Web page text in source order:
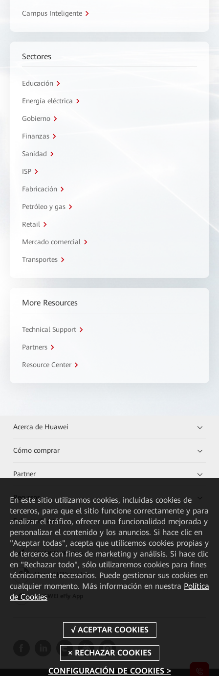
Campus Inteligente
Sectores
Educación
Energía eléctrica
Gobierno
Finanzas
Sanidad
ISP
Fabricación
Petróleo y gas
Retail
Mercado comercial
Transportes
More Resources
Technical Support
Partners
Resource Center
Acerca de Huawei
Cómo comprar
Partner
Recursos
Enlaces directos
HUAWEI eKit App
Huawei HiKnow App
HUAWEI eFly App
En este sitio utilizamos cookies, incluidas cookies de
terceros, para que el sitio funcione correctamente y para
analizar el tráfico, ofrecer una funcionalidad mejorada y
personalizar el contenido y los anuncios. Si hace clic en
"Aceptar todas", acepta que utilicemos cookies propias y
de terceros con fines de marketing y análisis. Si hace clic
en "Rechazar todo", sólo utilizaremos cookies para fines
técnicamente necesarios. Puede gestionar sus cookies en
cualquier momento. Más información en nuestra Política
de Cookies
CONFIGURACIÓN DE COOKIES >